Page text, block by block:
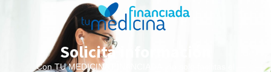
Solicita información
Con TU MEDICINA FINANCIADA, no solo facilitas el